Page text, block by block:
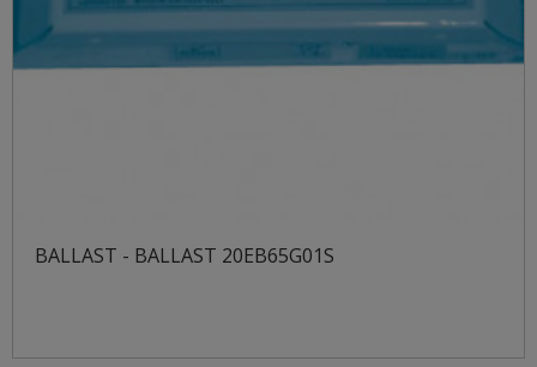
BALLAST - BALLAST 20EB65G01S